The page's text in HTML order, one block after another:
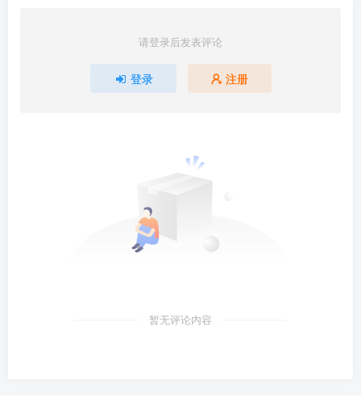
请登录后发表评论
登录 注册
暂无评论内容